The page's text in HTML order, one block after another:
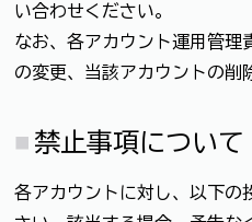
い合わせください。
なお、各アカウント運用管理
の変更、当該アカウントの削
禁止事項について
各アカウントに対し、以下の